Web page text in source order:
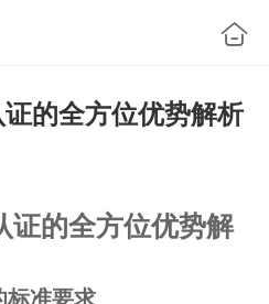
的全方位优势解析
证的全方位优势解
标准要求